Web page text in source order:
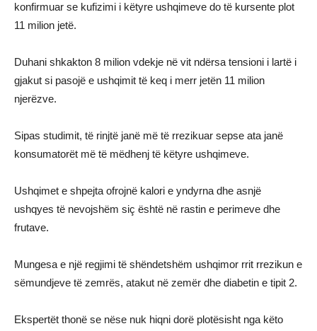
konfirmuar se kufizimi i këtyre ushqimeve do të kursente plot
11 milion jetë.
Duhani shkakton 8 milion vdekje në vit ndërsa tensioni i lartë i
gjakut si pasojë e ushqimit të keq i merr jetën 11 milion
njerëzve.
Sipas studimit, të rinjtë janë më të rrezikuar sepse ata janë
konsumatorët më të mëdhenj të këtyre ushqimeve.
Ushqimet e shpejta ofrojnë kalori e yndyrna dhe asnjë
ushqyes të nevojshëm siç është në rastin e perimeve dhe
frutave.
Mungesa e një regjimi të shëndetshëm ushqimor rrit rrezikun e
sëmundjeve të zemrës, atakut në zemër dhe diabetin e tipit 2.
Ekspertët thonë se nëse nuk hiqni dorë plotësisht nga këto